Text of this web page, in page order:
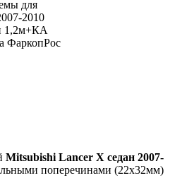
Mitsubishi Lancer Х седан 2007-
поперечинами (22х32мм)